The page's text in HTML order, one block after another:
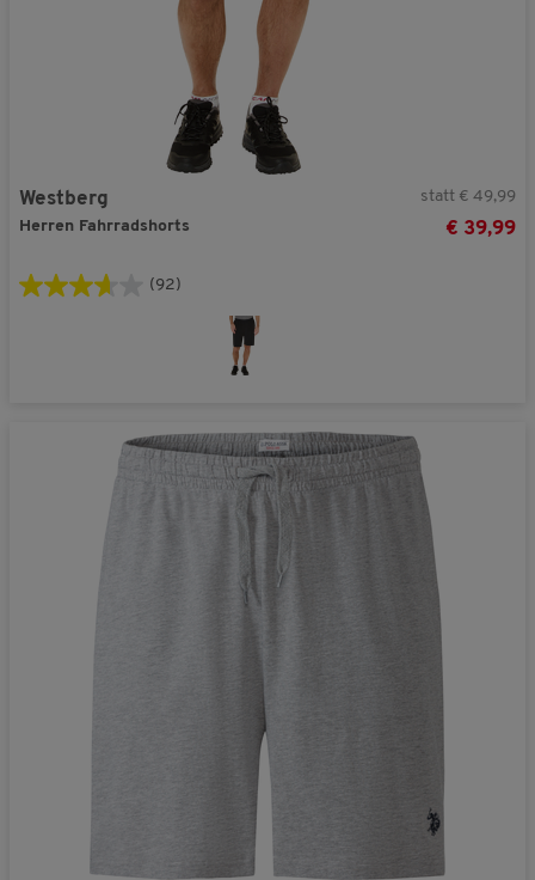
Westberg
Herren Fahrradshorts
statt € 49,99
€ 39,99
(92)